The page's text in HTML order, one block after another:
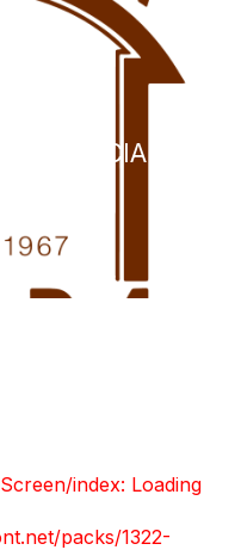
estancia
index: Loading
packs/1322-